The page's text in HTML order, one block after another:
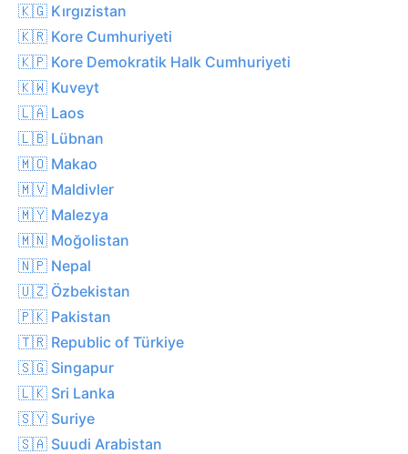
🇰🇬 Kırgızistan
🇰🇷 Kore Cumhuriyeti
🇰🇵 Kore Demokratik Halk Cumhuriyeti
🇰🇼 Kuveyt
🇱🇦 Laos
🇱🇧 Lübnan
🇲🇴 Makao
🇲🇻 Maldivler
🇲🇾 Malezya
🇲🇳 Moğolistan
🇳🇵 Nepal
🇺🇿 Özbekistan
🇵🇰 Pakistan
🇹🇷 Republic of Türkiye
🇸🇬 Singapur
🇱🇰 Sri Lanka
🇸🇾 Suriye
🇸🇦 Suudi Arabistan